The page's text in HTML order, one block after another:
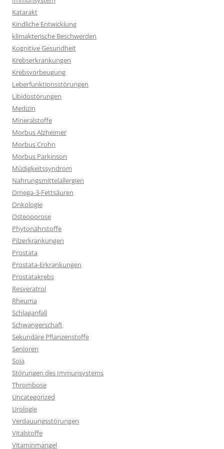
Katarakt
Kindliche Entwicklung
klimakterische Beschwerden
Kognitive Gesundheit
Krebserkrankungen
Krebsvorbeugung
Leberfunktionsstörungen
Libidostörungen
Medizin
Mineralstoffe
Morbus Alzheimer
Morbus Crohn
Morbus Parkinson
Müdigkeitssyndrom
Nahrungsmittelallergien
Omega-3-Fettsäuren
Onkologie
Osteoporose
Phytonährstoffe
Pilzerkrankungen
Prostata
Prostata-Erkrankungen
Prostatakrebs
Resveratrol
Rheuma
Schlaganfall
Schwangerschaft
Sekundäre Pflanzenstoffe
Senioren
Soja
Störungen des Immunsystems
Thrombose
Uncategorized
Urologie
Verdauungsstörungen
Vitalstoffe
Vitaminmangel